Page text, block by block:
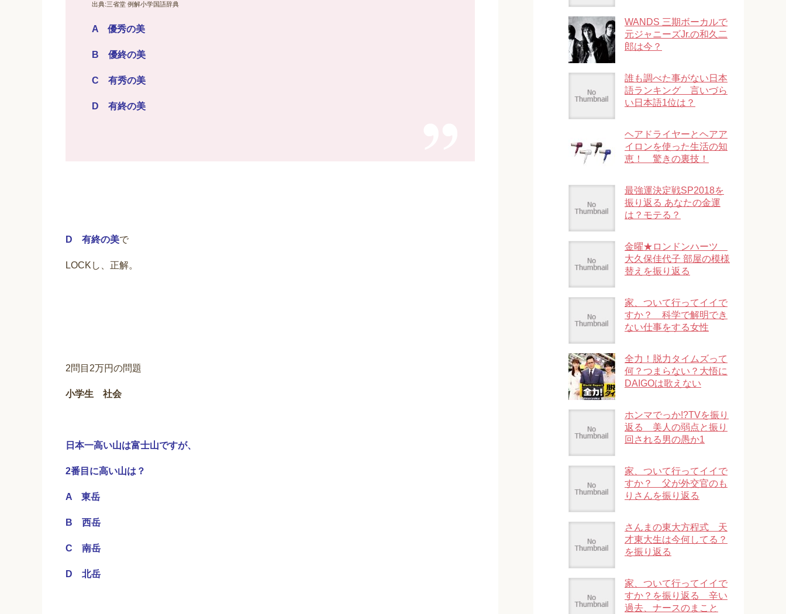
出典:三省堂 例解小学国語辞典
A 優秀の美
B 優終の美
C 有秀の美
D 有終の美
D 有終の美で
LOCKし、正解。
2問目2万円の問題
小学生 社会
日本一高い山は富士山ですが、
2番目に高い山は？
A 東岳
B 西岳
C 南岳
D 北岳
WANDS 三期ボーカルで
元ジャニーズJr.の和久二
郎は今？
誰も調べた事がない日本
語ランキング 言いづら
い日本語1位は？
ヘアドライヤーとヘアア
イロンを使った生活の知
恵！ 驚きの裏技！
最強運決定戦SP2018を
振り返る あなたの金運
は？モテる？
金曜★ロンドンハーツ
大久保佳代子 部屋の模様
替えを振り返る
家、ついて行ってイイで
すか？ 科学で解明でき
ない仕事をする女性
全力！脱力タイムズって
何？つまらない？大悟に
DAIGOは歌えない
ホンマでっか!?TVを振り
返る 美人の弱点と振り
回される男の愚か1
家、ついて行ってイイで
すか？ 父が外交官のも
りさんを振り返る
さんまの東大方程式 天
才東大生は今何してる？
を振り返る
家、ついて行ってイイで
すか？を振り返る 辛い
過去、ナースのまこと